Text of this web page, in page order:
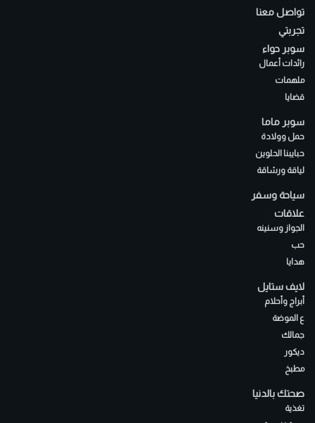
تواصل معنا
تجربتي
سوبر حواء
رائدات أعمال
ملهمات
قضايا
سوبر ماما
حمل وولادة
حبايبنا الحلوين
لياقة ورشاقة
سياحة وسفر
علاقات
الجواز وسنينه
حب
هدايا
لايف ستايل
أبراج وأحلام
ع الموضة
جمالك
ديكور
مطبخ
صحتك بالدنيا
تغذية